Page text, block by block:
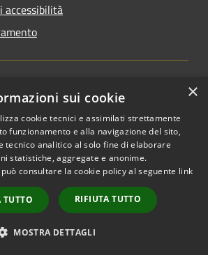
accessibilità
Copyright © 2026 • Comune di
Municipium•
Accesso
redazione
×
sui cookie
cookie tecnici e assimilati strettamente
funzionamento e alla navigazione del sito,
tecnico analitico al solo fine di elaborare
statistiche, aggregate e anonime.
consultare la cookie policy al seguente link
TUTTO RIFIUTA TUTTO
MOSTRA DETTAGLI